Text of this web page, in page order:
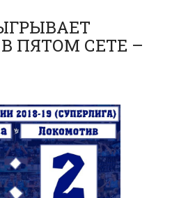
ПЯТОМ СЕТЕ –